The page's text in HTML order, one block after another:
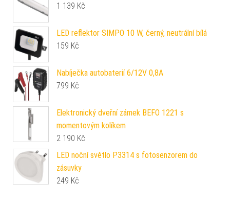
1 139 Kč
LED reflektor SIMPO 10 W, černý, neutrální bílá
159 Kč
Nabíječka autobaterií 6/12V 0,8A
799 Kč
Elektronický dveřní zámek BEFO 1221 s
momentovým kolíkem
2 190 Kč
LED noční světlo P3314 s fotosenzorem do
zásuvky
249 Kč